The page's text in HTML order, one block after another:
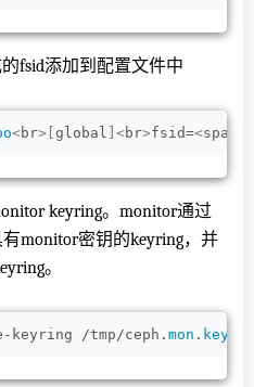
fsid添加到配置文件中
<br>[ global ]<br>fsid=<span
keyring。monitor通过
monitor密钥的keyring，并
。
keyring /tmp/ceph. mon .